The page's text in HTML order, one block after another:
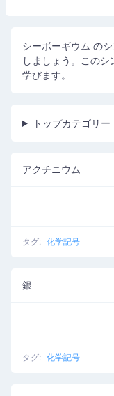
シーボーギウム の
しましょう。この
学びます。
トップカテゴリー
アクチニウム
タグ: 化学記号
銀
タグ: 化学記号